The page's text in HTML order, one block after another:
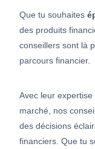
Que tu souhaites
des produits
conseillers sont là
parcours financier.
Avec leur
marché, nos
des décisions
financiers. Que tu